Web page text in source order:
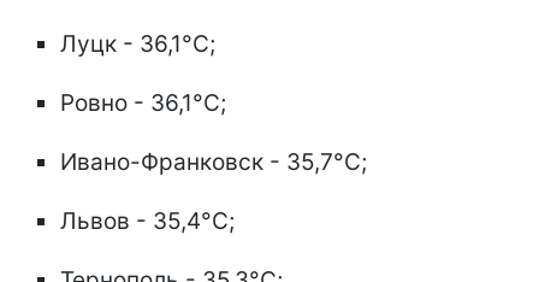
Луцк - 36,1°C;
Ровно - 36,1°C;
Ивано-Франковск - 35,7°C;
Львов - 35,4°C;